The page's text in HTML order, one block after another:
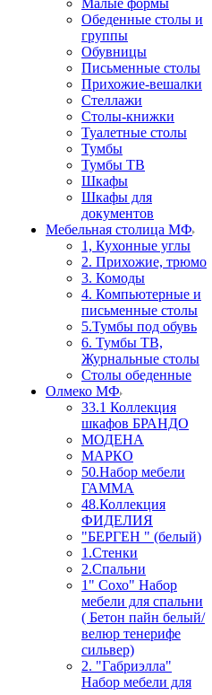
Обеденные столы и
группы
Обувницы
Письменные столы
Прихожие-вешалки
Стеллажи
Столы-книжки
Туалетные столы
Тумбы
Тумбы ТВ
Шкафы
Шкафы для
документов
Мебельная столица МФ
1, Кухонные углы
2. Прихожие, трюмо
3. Комоды
4. Компьютерные и
письменные столы
5.Тумбы под обувь
6. Тумбы ТВ,
Журнальные столы
Столы обеденные
Олмеко МФ
33.1 Коллекция
шкафов БРАНДО
МОДЕНА
МАРКО
50.Набор мебели
ГАММА
48.Коллекция
ФИДЕЛИЯ
"БЕРГЕН " (белый)
1.Стенки
2.Спальни
1" Сохо" Набор
мебели для спальни
( Бетон пайн белый/
велюр тенерифе
сильвер)
2. "Габриэлла"
Набор мебели для